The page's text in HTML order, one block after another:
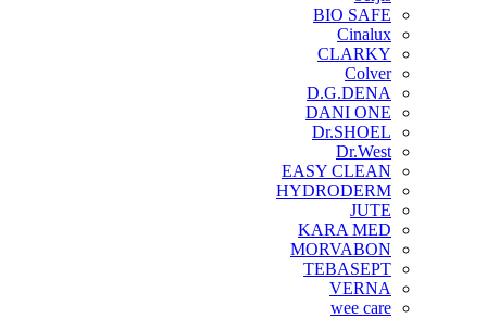
BIO SAFE
Cinalux
CLARKY
Colver
D.G.DENA
DANI ONE
Dr.SHOEL
Dr.West
EASY CLEAN
HYDRODERM
JUTE
KARA MED
MORVABON
TEBASEPT
VERNA
wee care